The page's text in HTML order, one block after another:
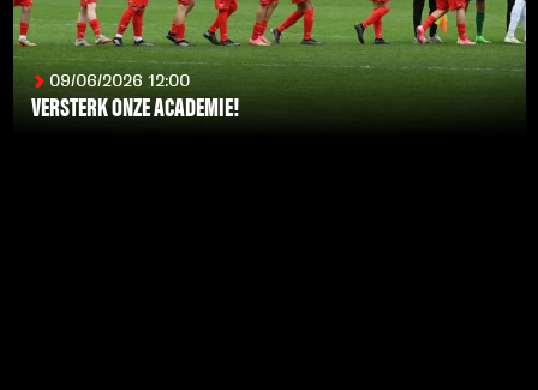
09/06/2026 12:00
VERSTERK ONZE ACADEMIE!